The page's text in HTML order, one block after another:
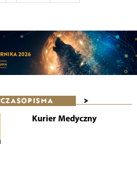
CZASOPISMA >
Kurier Medyczny